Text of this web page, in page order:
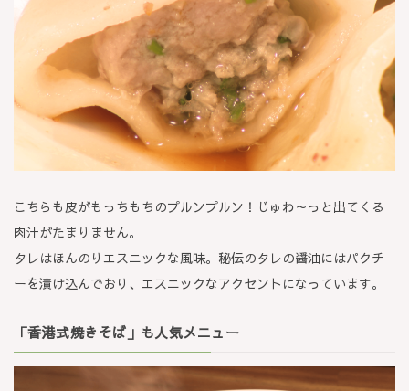
こちらも皮がもっちもちのプルンプルン！じゅわ～っと出てくる
肉汁がたまりません。
タレはほんのりエスニックな風味。秘伝のタレの醤油にはパクチ
ーを漬け込んでおり、エスニックなアクセントになっています。
「香港式焼きそば」も人気メニュー